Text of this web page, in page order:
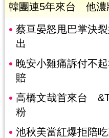
韓團連5年來台 他濃
蔡亘晏怒甩巴掌決
出
晚安小雞痛訴付不
賠
高橋文哉首來台
粉
池秋美當紅爆拒陪